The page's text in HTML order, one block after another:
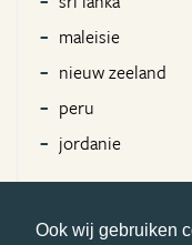
Ook wij gebruiken
maleisie
nieuw zeeland
peru
jordanie
Avonturiers,